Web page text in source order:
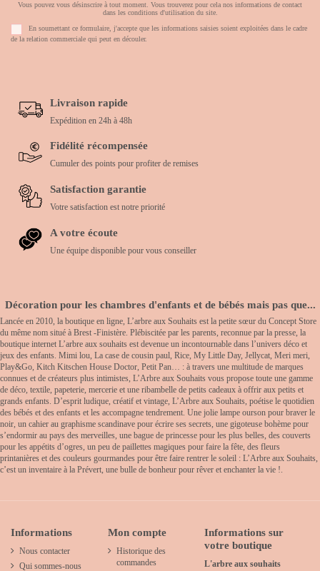
Vous pouvez vous désinscrire à tout moment. Vous trouverez pour cela nos informations de contact
dans les conditions d'utilisation du site.
En soumettant ce formulaire, j'accepte que les informations saisies soient exploitées dans le cadre
de la relation commerciale qui peut en découler.
Livraison rapide
Expédition en 24h à 48h
Fidélité récompensée
Cumuler des points pour profiter de remises
Satisfaction garantie
Votre satisfaction est notre priorité
A votre écoute
Une équipe disponible pour vous conseiller
Décoration pour les chambres d'enfants et de bébés mais pas que...
Lancée en 2010, la boutique en ligne, L’arbre aux Souhaits est la petite sœur du Concept Store
du même nom situé à Brest -Finistère. Plébiscitée par les parents, reconnue par la presse, la
boutique internet L’arbre aux souhaits est devenue un incontournable dans l’univers déco et
jeux des enfants. Mimi lou, La case de cousin paul, Rice, My Little Day, Jellycat, Meri meri,
Play&Go, Kitch Kitschen House Doctor, Petit Pan… : à travers une multitude de marques
connues et de créateurs plus intimistes, L’Arbre aux Souhaits vous propose toute une gamme
de déco, textile, papeterie, mercerie et une ribambelle de petits cadeaux à offrir aux petits et
grands enfants. D’esprit ludique, créatif et vintage, L’Arbre aux Souhaits, poétise le quotidien
des bébés et des enfants et les accompagne tendrement. Une jolie lampe ourson pour braver le
noir, un cahier au graphisme scandinave pour écrire ses secrets, une gigoteuse bohème pour
s’endormir au pays des merveilles, une bague de princesse pour les plus belles, des couverts
pour les appétits d’ogres, un peu de paillettes magiques pour faire la fête, des fleurs
printanières et des couleurs gourmandes pour être faire rentrer le soleil : L’Arbre aux Souhaits,
c’est un inventaire à la Prévert, une bulle de bonheur pour rêver et enchanter la vie !.
Informations
Nous contacter
Qui sommes-nous
Mon compte
Historique des
commandes
Informations sur
votre boutique
L'arbre aux souhaits